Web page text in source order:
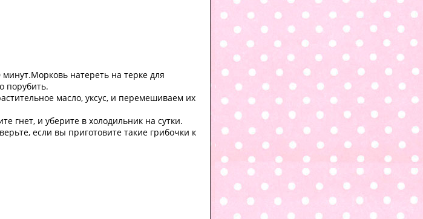
натереть на терке для
порубить.
масло, уксус, и перемешиваем их
гнет, и уберите в холодильник на сутки.
если вы приготовите такие грибочки к